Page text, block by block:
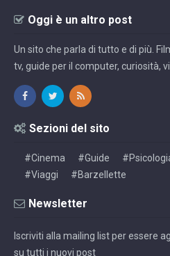
Oggi è un altro post
Un sito che parla di tutto e di più.
tv, guide per il computer, curiosità,
Sezioni del sito
#Cinema #Guide
#Viaggi
#Barzellette
Newsletter
Iscriviti alla mailing list per essere
su tutti i nuovi post